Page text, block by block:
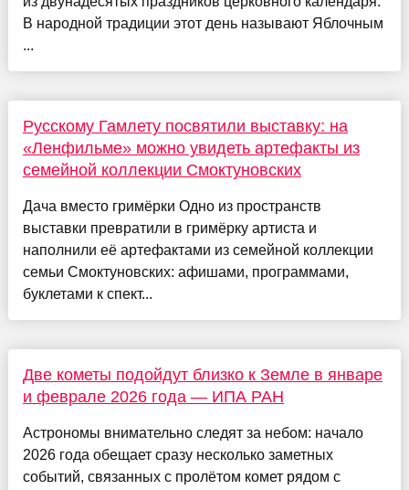
В народной традиции этот день называют Яблочным
...
Русскому Гамлету посвятили выставку: на
«Ленфильме» можно увидеть артефакты из
семейной коллекции Смоктуновских
Дача вместо гримёрки Одно из пространств
выставки превратили в гримёрку артиста и
наполнили её артефактами из семейной коллекции
семьи Смоктуновских: афишами, программами,
буклетами к спект...
Две кометы подойдут близко к Земле в январе
и феврале 2026 года — ИПА РАН
Астрономы внимательно следят за небом: начало
2026 года обещает сразу несколько заметных
событий, связанных с пролётом комет рядом с